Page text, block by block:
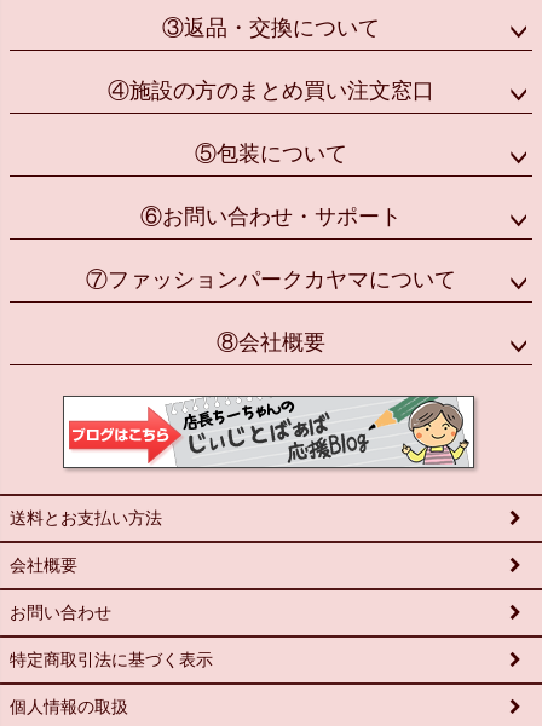
③返品・交換について
④施設の方のまとめ買い注文窓口
⑤包装について
⑥お問い合わせ・サポート
⑦ファッションパークカヤマについて
⑧会社概要
送料とお支払い方法
会社概要
お問い合わせ
特定商取引法に基づく表示
個人情報の取扱